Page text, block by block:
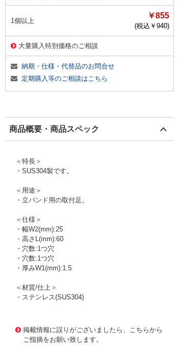
1個以上
￥855
(税込￥ 940)
大量購入特別価格のご相談
納期・仕様・代替品のお問合せ
定期購入等のご相談はこちら
商品概要・商品スペック
＜特長＞
・SUS304製です。
＜用途＞
・立バンド用の取付足。
＜仕様＞
・幅W2(mm):25
・高さL(mm):60
・穴数:1つ穴
・穴数:1つ穴
・厚みW1(mm):1.5
＜材質/仕上＞
・ステンレス(SUS304)
掲載情報に誤りがございましたら、こちらから
ご指摘をお願い致します。